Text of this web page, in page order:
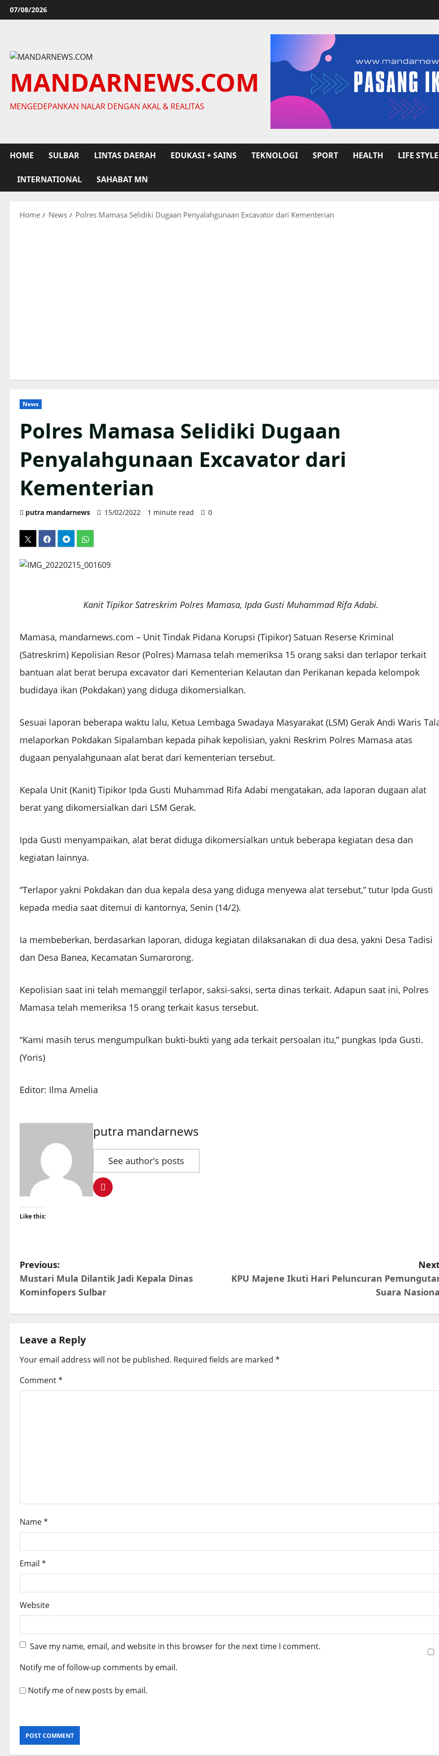
Skip
to
07/08/2026
MANDARNEWS.COM
MENGEDEPANKAN NALAR DENGAN AKAL & REALITAS
HOME SULBAR LINTAS DAERAH EDUKASI + SAINS TEKNOLOGI SPORT HEALTH LIFE STYLE
INTERNATIONAL SAHABAT MN
Home News Polres Mamasa Selidiki Dugaan Penyalahgunaan Excavator dari Kementerian
News
Polres Mamasa Selidiki Dugaan
Penyalahgunaan Excavator dari
Kementerian
putra mandarnews 15/02/2022 1 minute read 0
Kanit Tipikor Satreskrim Polres Mamasa, Ipda Gusti Muhammad Rifa Adabi.
Mamasa, mandarnews.com – Unit Tindak Pidana Korupsi (Tipikor) Satuan Reserse Kriminal
(Satreskrim) Kepolisian Resor (Polres) Mamasa telah memeriksa 15 orang saksi dan terlapor terkait
bantuan alat berat berupa excavator dari Kementerian Kelautan dan Perikanan kepada kelompok
budidaya ikan (Pokdakan) yang diduga dikomersialkan.
Sesuai laporan beberapa waktu lalu, Ketua Lembaga Swadaya Masyarakat (LSM) Gerak Andi Waris
melaporkan Pokdakan Sipalamban kepada pihak kepolisian, yakni Reskrim Polres Mamasa atas
dugaan penyalahgunaan alat berat dari kementerian tersebut.
Kepala Unit (Kanit) Tipikor Ipda Gusti Muhammad Rifa Adabi mengatakan, ada laporan dugaan alat
berat yang dikomersialkan dari LSM Gerak.
Ipda Gusti menyampaikan, alat berat diduga dikomersialkan untuk beberapa kegiatan desa dan
kegiatan lainnya.
“Terlapor yakni Pokdakan dan dua kepala desa yang diduga menyewa alat tersebut,” tutur Ipda Gusti
kepada media saat ditemui di kantornya, Senin (14/2).
Ia membeberkan, berdasarkan laporan, diduga kegiatan dilaksanakan di dua desa, yakni Desa Tadisi
dan Desa Banea, Kecamatan Sumarorong.
Kepolisian saat ini telah memanggil terlapor, saksi-saksi, serta dinas terkait. Adapun saat ini, Polres
Mamasa telah memeriksa 15 orang terkait kasus tersebut.
“Kami masih terus mengumpulkan bukti-bukti yang ada terkait persoalan itu,” pungkas Ipda Gusti.
(Yoris)
Editor: Ilma Amelia
putra mandarnews
See author's posts
Like this:
P
o
s
n
v
o
n
Previous:
Mustari Mula Dilantik Jadi Kepala Dinas
Kominfopers Sulbar
KPU Majene Ikuti Hari Peluncuran
Suara
Leave a Reply
Your email address will not be published. Required fields are marked *
Comment*
Name*
Email *
Website
Save my name, email, and website in this browser for the next time I comment.
Notify me of follow-up comments by email.
Notify me of new posts by email.